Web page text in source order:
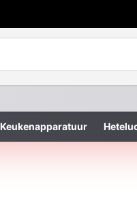
Keukenapparatuur